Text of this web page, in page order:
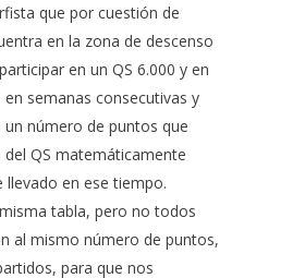
que por cuestión de
en la zona de descenso
en un QS 6.000 y en
en semanas consecutivas y
un número de puntos que
QS matemáticamente
llevado en ese tiempo.
tabla, pero no todos
al mismo número de puntos,
para que nos